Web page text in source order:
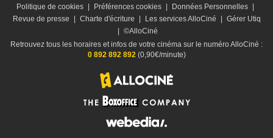
Politique de cookies
Préférences cookies Données Personnelles
Revue de presse
Charte d'écriture Les services AlloCiné
Gérer Utiq
©AlloCiné
Retrouvez tous les horaires et infos de votre cinéma sur le numéro AlloCiné :
0 892 892 892(0,90€/minute)